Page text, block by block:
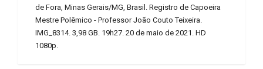
de Fora, Minas Gerais/MG, Brasil. Registro de Capoeira
Mestre Polêmico - Professor João Couto Teixeira.
IMG_8314. 3,98 GB. 19h27. 20 de maio de 2021. HD
1080p.